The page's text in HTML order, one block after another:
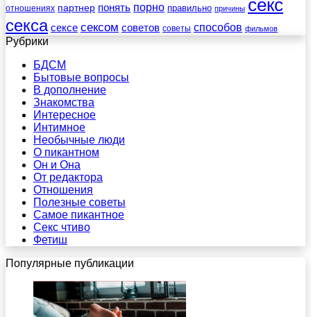
отношениях партнер понять порно правильно причины секс
секса сексе сексом советов советы способов фильмов
Рубрики
БДСМ
Бытовые вопросы
В дополнение
Знакомства
Интересное
Интимное
Необычные люди
О пикантном
Он и Она
От редактора
Отношения
Полезные советы
Самое пикантное
Секс чтиво
Фетиш
Популярные публикации